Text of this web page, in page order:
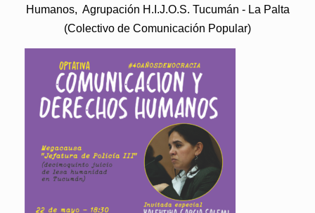
Humanos, Agrupación H.I.J.O.S. Tucumán - La Palta
(Colectivo de Comunicación Popular)